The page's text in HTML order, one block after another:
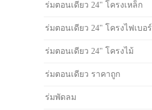
ร่มตอนเดียว 24" โครงเหล็ก
ร่มตอนเดียว 24" โครงไฟเบอร์
ร่มตอนเดียว 24" โครงไม้
ร่มตอนเดียว ราคาถูก
ร่มพัดลม